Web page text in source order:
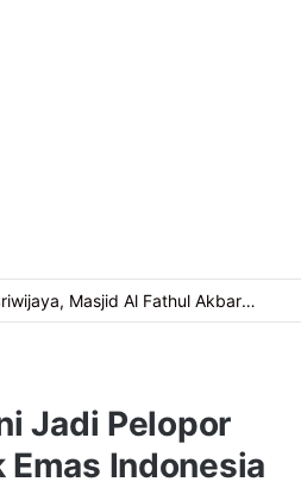
Cegah Kekerasan Berbasis Gender Online, Pemkot Palembang Gelar Pelatihan Literasi Digital
Jadi Pelopor
Emas Indonesia